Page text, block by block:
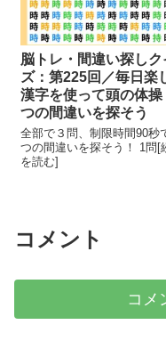
脳トレ・間違い探しク
ズ：第225回／毎日楽
漢字を使って頭の体操
つの間違いを探そう
全部で３問、制限時間90秒
つの間違いを探そう！ 1問[
を読む]
コメント
コメ